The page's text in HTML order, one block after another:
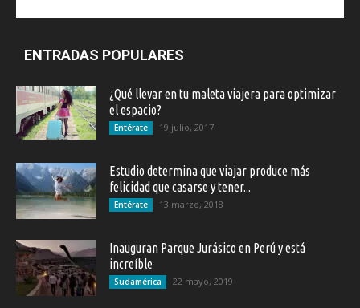
ENTRADAS POPULARES
¿Qué llevar en tu maleta viajera para optimizar
el espacio?
Entérate 19 julio, 2017
Estudio determina que viajar produce más
felicidad que casarse y tener...
Entérate 13 marzo, 2018
Inauguran Parque Jurásico en Perú y está
increíble
Sudamérica 22 mayo, 2019